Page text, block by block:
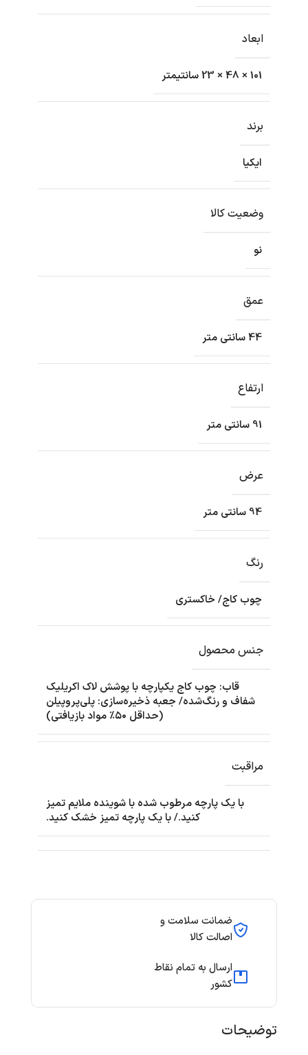
ضمانت سلامت و
اصالت کالا
ارسال به تمام نقاط
کشور
توضیحات
ابعاد
101 × 48 × 23 سانتیمتر
برند
ایکیا
وضعیت کالا
نو
عمق
44 سانتی متر
ارتفاع
91 سانتی متر
عرض
94 سانتی متر
رنگ
چوب کاج/ خاکستری
جنس محصول
قاب: چوب کاج یکپارچه با پوشش لاک اکریلیک
شفاف و رنگ‌شده/ جعبه ذخیره‌سازی: پلی‌پروپیلن
(حداقل ۵۰٪ مواد بازیافتی)
مراقبت
با یک پارچه مرطوب شده با شوینده ملایم تمیز
کنید./ با یک پارچه تمیز خشک کنید.